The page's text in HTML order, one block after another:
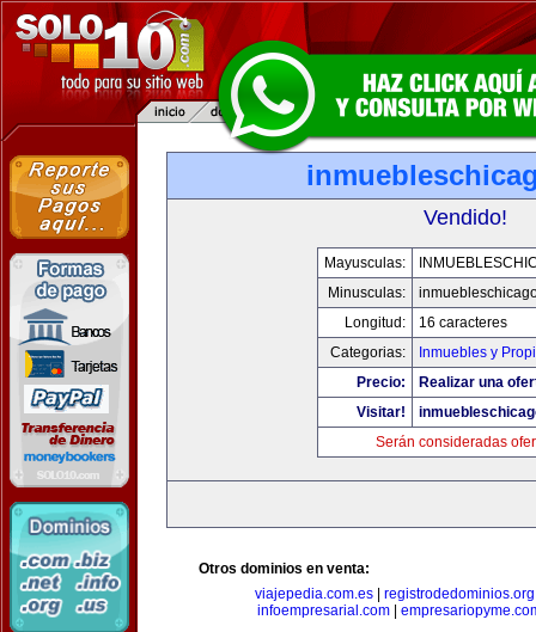
Vendido!
Mayusculas:
Minusculas:
Longitud:
16 caracteres
Categorias:
Inmuebles y
Precio:
Realizar una
Visitar!
Serán consideradas
Otros dominios en venta:
viajepedia.com.es| registrodedominios.org
infoempresarial.com|